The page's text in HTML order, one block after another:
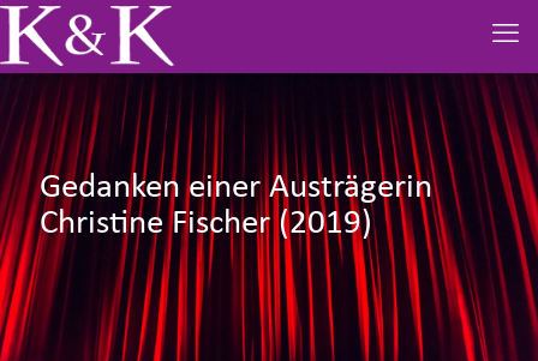
Gedanken einer Austrägerin
Christine Fischer (2019)